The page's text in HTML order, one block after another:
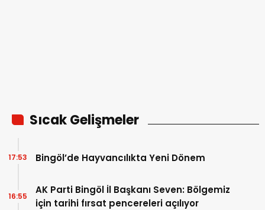
Sıcak Gelişmeler
Bingöl’de Hayvancılıkta Yeni Dönem
17:53
AK Parti Bingöl İl Başkanı Seven: Bölgemiz
için tarihi fırsat pencereleri açılıyor
16:55